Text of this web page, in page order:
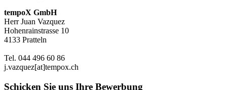
tempoX GmbH
Herr Juan Vazquez
Hohenrainstrasse 10
4133 Pratteln
Tel. 044 496 60 86
j.vazquez[at]tempox.ch
Schicken Sie uns Ihre Bewerbung